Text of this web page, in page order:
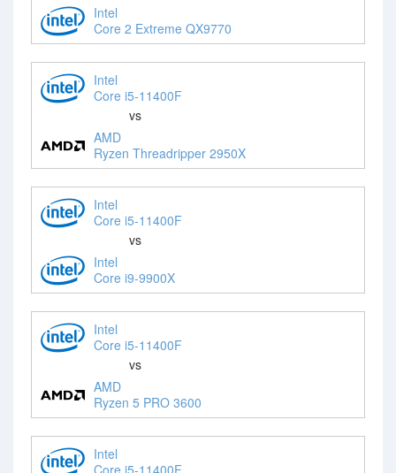
Intel
Core 2 Extreme QX9770
Intel
Core i5-11400F
vs
AMD
Ryzen Threadripper 2950X
Intel
Core i5-11400F
vs
Intel
Core i9-9900X
Intel
Core i5-11400F
vs
AMD
Ryzen 5 PRO 3600
Intel
Core i5-11400F